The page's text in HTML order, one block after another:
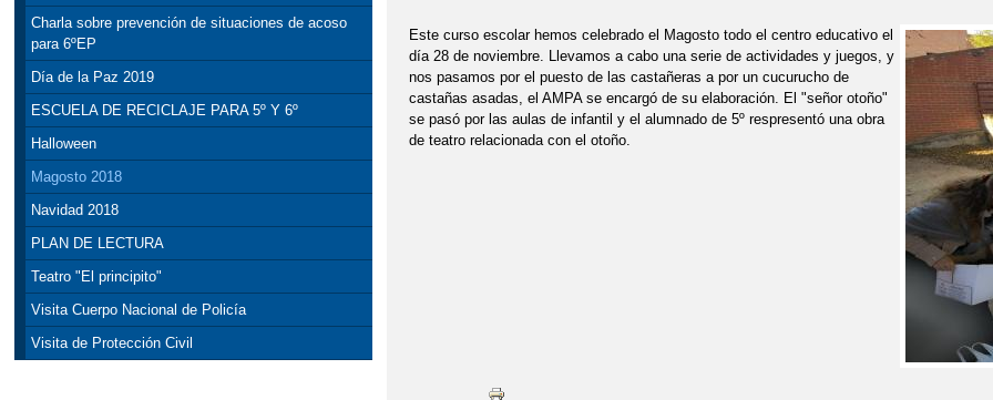
Charla sobre prevención de situaciones de acoso
para 6ºEP
Día de la Paz 2019
ESCUELA DE RECICLAJE PARA 5º Y 6º
Halloween
Magosto 2018
Navidad 2018
PLAN DE LECTURA
Teatro "El principito"
Visita Cuerpo Nacional de Policía
Visita de Protección Civil
Este curso escolar hemos celebrado el Magosto todo el centro educativo el
día 28 de noviembre. Llevamos a cabo una serie de actividades y juegos, y
nos pasamos por el puesto de las castañeras a por un cucurucho de
castañas asadas, el AMPA se encargó de su elaboración. El "señor otoño"
se pasó por las aulas de infantil y el alumnado de 5º respresentó una obra
de teatro relacionada con el otoño.